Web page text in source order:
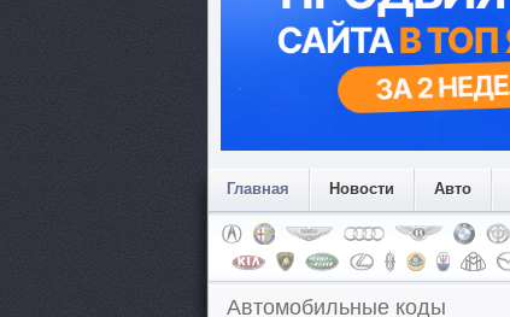
Главная Новости Авто
Автомобильные коды